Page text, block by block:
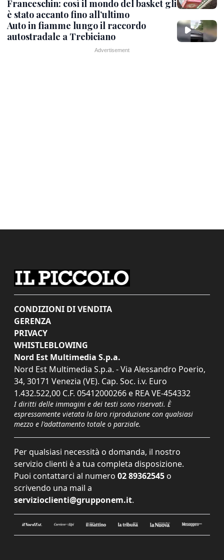
Franceschin: così il mondo del basket gli
è stato accanto fino all’ultimo
Auto in fiamme lungo il raccordo
autostradale a Trebiciano
CONDIZIONI DI VENDITA
GERENZA
PRIVACY
WHISTLEBLOWING
Nord Est Multimedia S.p.a.
Nord Est Multimedia S.p.a. - Via Alessandro Poerio,
34, 30171 Venezia (VE). Cap. Soc. i.v. Euro
1.432.522,00 C.F. 05412000266 e REA VE-454332
I diritti delle immagini e dei testi sono riservati. È
espressamente vietata la loro riproduzione con qualsiasi
mezzo e l'adattamento totale o parziale.
Per qualsiasi necessità o domanda, il nostro
servizio clienti è a tua completa disposizione.
Puoi contattarci al numero 02 89362545 o
scrivendo una mail a
servizioclienti@grupponem.it.